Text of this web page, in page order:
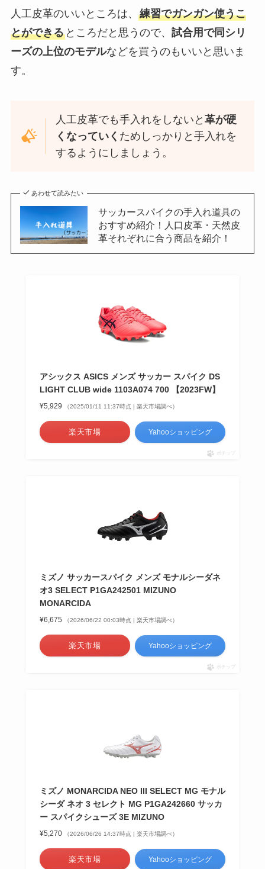
人工皮革のいいところは、 練習でガンガン使うこ
とができるところだと思うので、 試合用で同シリ
ーズの上位のモデルなどを買うのもいいと思いま
す。
人工皮革でも手入れをしないと革が硬
くなっていく ためしっかりと手入れを
するようにしましょう。
あわせて読みたい
サッカースパイクの手入れ道具の
おすすめ紹介！人口皮革・天然皮
革それぞれに合う商品を紹介！
アシックス ASICS メンズ サッカー スパイク DS
LIGHT CLUB wide 1103A074 700 【2023FW】
¥5,929 （2025/01/11 11:37時点 | 楽天市場調べ）
楽天市場 Yahooショッピング
ポチップ
ミズノ サッカースパイク メンズ モナルシーダネ
オ3 SELECT P1GA242501 MIZUNO
MONARCIDA
¥6,675 （2026/06/22 00:03時点 | 楽天市場調べ）
楽天市場 Yahooショッピング
ポチップ
ミズノ MONARCIDA NEO III SELECT MG モナル
シーダ ネオ 3 セレクト MG P1GA242660 サッカ
ー スパイクシューズ 3E MIZUNO
¥5,270 （2026/06/26 14:37時点 | 楽天市場調べ）
楽天市場 Yahooショッピング